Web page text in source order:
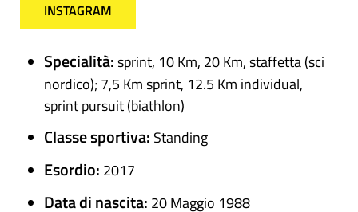
INSTAGRAM
Specialità:sprint, 10 Km, 20 Km, staffetta (sci
nordico); 7,5 Km sprint, 12.5 Km individual,
sprint pursuit (biathlon)
Classe sportiva: Standing
Esordio: 2017
Data di nascita: 20 Maggio 1988